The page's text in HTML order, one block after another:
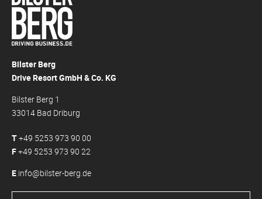
Bilster Berg
Drive Resort GmbH & Co. KG
Bilster Berg 1
33014 Bad Driburg
T+49 5253 973 90 00
F+49 5253 973 90 22
E info@bilster-berg.de